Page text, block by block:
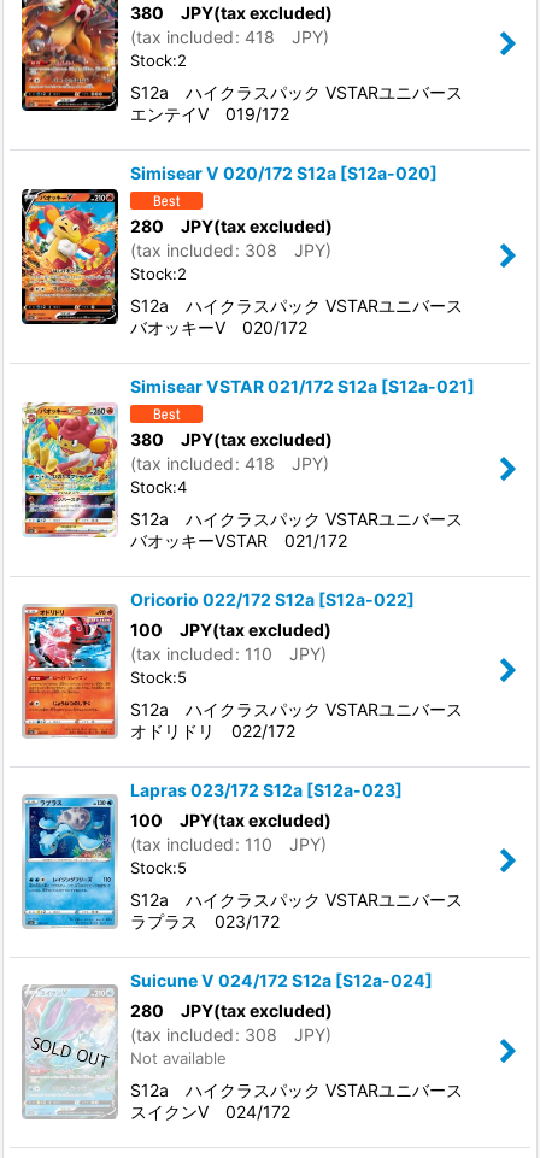
380 JPY(tax excluded)
(tax included: 418 JPY)
Stock:2
S12a ハイクラスパック VSTARユニバース
エンテイV 019/172
Simisear V 020/172 S12a [S12a-020]
280 JPY(tax excluded)
(tax included: 308 JPY)
Stock:2
S12a ハイクラスパック VSTARユニバース
バオッキーV 020/172
Simisear VSTAR 021/172 S12a [S12a-021]
380 JPY(tax excluded)
(tax included: 418 JPY)
Stock:4
S12a ハイクラスパック VSTARユニバース
バオッキーVSTAR 021/172
Oricorio 022/172 S12a [S12a-022]
100 JPY(tax excluded)
(tax included: 110 JPY)
Stock:5
S12a ハイクラスパック VSTARユニバース
オドリドリ 022/172
Lapras 023/172 S12a [S12a-023]
100 JPY(tax excluded)
(tax included: 110 JPY)
Stock:5
S12a ハイクラスパック VSTARユニバース
ラプラス 023/172
Suicune V 024/172 S12a [S12a-024]
280 JPY(tax excluded)
(tax included: 308 JPY)
Not available
S12a ハイクラスパック VSTARユニバース
スイクンV 024/172